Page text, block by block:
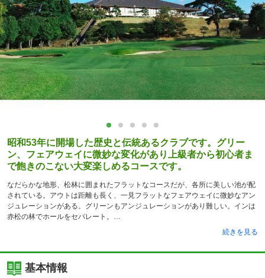
昭和53年に開場した歴史と伝統あるクラブです。グリー
ン、フェアウェイに微妙な変化があり上級者から初心者ま
で飽きのこない大変楽しめるコースです。
なだらかな地形、松林に囲まれたフラットなコースだが、各所に美しい池が配
されている。アウトは距離も長く、一見フラットなフェアウェイに微妙なアン
ジュレーションがある。グリーンもアンジュレーションがあり難しい。インは
赤松の林でホールをセパレート。
続きを見る
基本情報